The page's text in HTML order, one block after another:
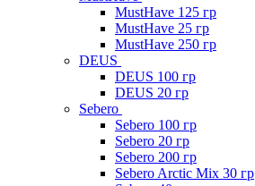
MustHave 125 гр
MustHave 25 гр
MustHave 250 гр
DEUS
DEUS 100 гр
DEUS 20 гр
Sebero
Sebero 100 гр
Sebero 20 гр
Sebero 200 гр
Sebero Arctic Mix 30 гр